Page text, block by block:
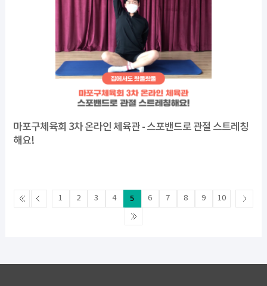
마포구체육회 3차 온라인 체육관 - 스포밴드로 관절 스트레칭
해요!
1 2 3 4 5 6 7 8 9 10